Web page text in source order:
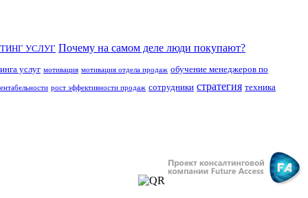
УСЛУГ Почему на самом деле люди покупают?
услуг мотивация мотивация отдела продаж обучение менеджеров по
рост эффективности продаж сотрудники стратегия техника